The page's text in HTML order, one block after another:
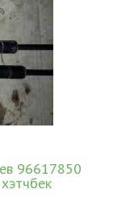
96617850